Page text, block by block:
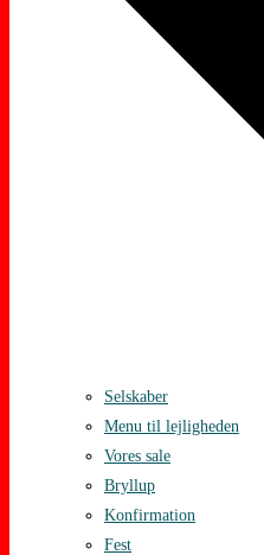
Selskaber
Menu til lejligheden
Vores sale
Bryllup
Konfirmation
Fest